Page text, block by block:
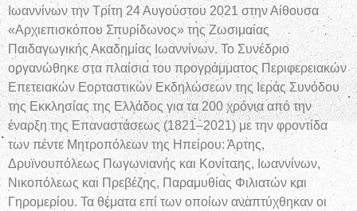
Ιωαννίνων την Τρίτη 24 Αυγούστου 2021 στην Αίθουσα
«Αρχιεπισκόπου Σπυρίδωνος» της Ζωσιμαίας
Παιδαγωγικής Ακαδημίας Ιωαννίνων. Το Συνέδριο
οργανώθηκε στα πλαίσια του προγράμματος Περιφερειακών
Επετειακών Εορταστικών Εκδηλώσεων της Ιεράς Συνόδου
της Εκκλησίας της Ελλάδος για τα 200 χρόνια από την
έναρξη της Επαναστάσεως (1821–2021) με την φροντίδα
των πέντε Μητροπόλεων της Ηπείρου: Άρτης,
Δρυϊνουπόλεως Πωγωνιανής και Κονίτσης, Ιωαννίνων,
Νικοπόλεως και Πρεβέζης, Παραμυθίας Φιλιατών και
Γηρομερίου. Τα θέματα επί των οποίων αναπτύχθηκαν οι